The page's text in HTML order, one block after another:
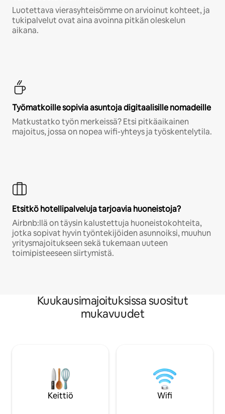
Luotettava vierasyhteisömme on arvioinut kohteet, ja
tukipalvelut ovat aina avoinna pitkän oleskelun
aikana.
Työmatkoille sopivia asuntoja digitaalisille nomadeille
Matkustatko työn merkeissä? Etsi pitkäaikainen
majoitus, jossa on nopea wifi-yhteys ja työskentelytila.
Etsitkö hotellipalveluja tarjoavia huoneistoja?
Airbnb:llä on täysin kalustettuja huoneistokohteita,
jotka sopivat hyvin työntekijöiden asunnoiksi, muuhun
yritysmajoitukseen sekä tukemaan uuteen
toimipisteeseen siirtymistä.
Kuukausimajoituksissa suositut
mukavuudet
Keittiö Wifi